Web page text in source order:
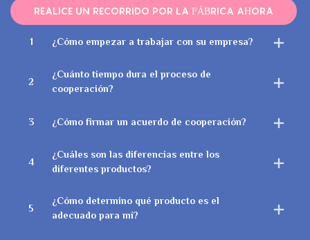
REALICE UN RECORRIDO POR LA FÁBRICA AHORA
1 ¿Cómo empezar a trabajar con su empresa?
2
¿Cuánto tiempo dura el proceso de
cooperación?
3 ¿Cómo firmar un acuerdo de cooperación?
4
¿Cuáles son las diferencias entre los
diferentes productos?
5
¿Cómo determino qué producto es el
adecuado para mí?